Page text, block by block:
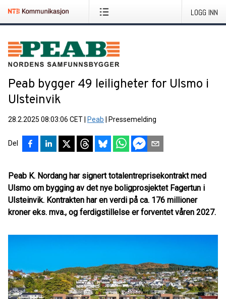
LOGG INN
Peab bygger 49 leiligheter for Ulsmo i
Ulsteinvik
28.2.2025 08:03:06 CET Peab Pressemelding
Del
Peab K. Nordang har signert totalentreprisekontrakt med
Ulsmo om bygging av det nye boligprosjektet Fagertun i
Ulsteinvik. Kontrakten har en verdi på ca. 176 millioner
kroner eks. mva., og ferdigstillelse er forventet våren 2027.